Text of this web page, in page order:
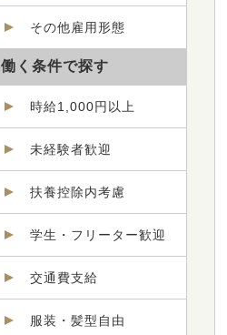
その他雇用形態
働く条件で探す
時給1,000円以上
未経験者歓迎
扶養控除内考慮
学生・フリーター歓迎
交通費支給
服装・髪型自由